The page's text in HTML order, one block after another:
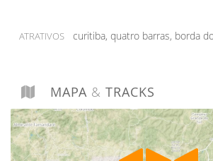
dificuldade para acessar o cume.
Num acesso de C-gurança
caso específico do Anhnagava
entroncamentos que podem causar
problemas.
ATRATIVOS curitiba, quatro barras, borda
MAPA & TRACKS